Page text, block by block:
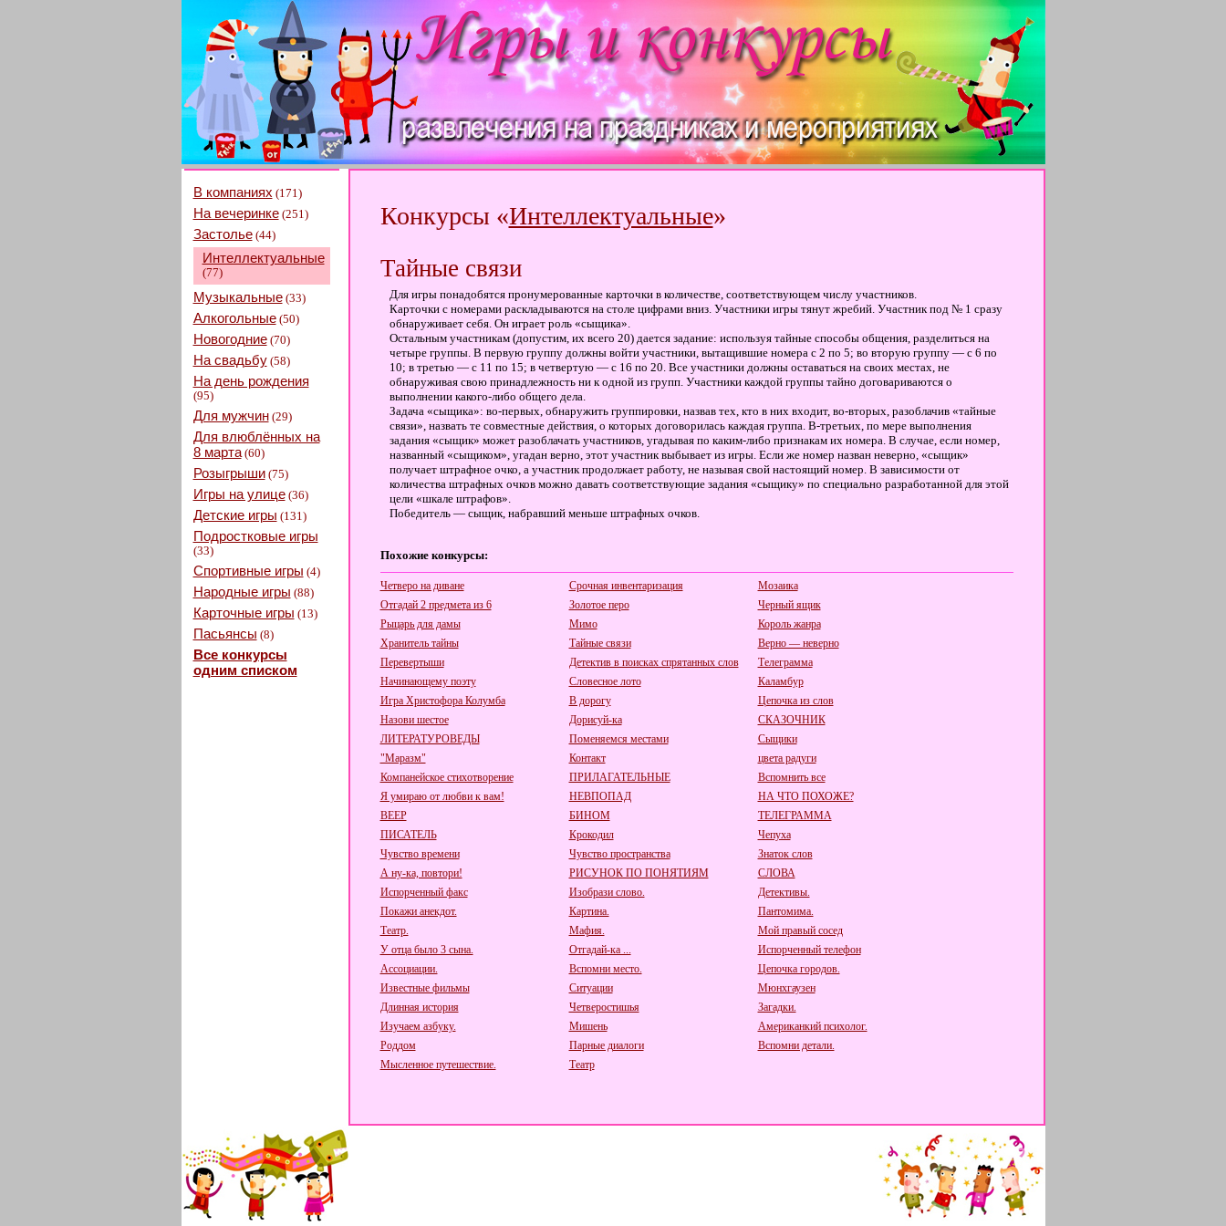
В компаниях (171)
На вечеринке(251)
Застолье(44)
Интеллектуальные
(77)
Музыкальные(33)
Алкогольные(50)
Новогодние(70)
На свадьбу(58)
На день рождения
(95)
Для мужчин(29)
Для влюблённых на
8 марта(60)
Розыгрыши(75)
Игры на улице(36)
Детские игры (131)
Подростковые игры
(33)
Спортивные игры (4)
Народные игры (88)
Карточные игры (13)
Пасьянсы (8)
Все конкурсы
одним списком
Конкурсы «Интеллектуальные»
Тайные связи
Для игры понадобятся пронумерованные карточки в количестве, соответствующем числу участников.
Карточки с номерами раскладываются на столе цифрами вниз. Участники игры тянут жребий. Участник под № 1 сразу
обнаруживает себя. Он играет роль «сыщика».
Остальным участникам (допустим, их всего 20) дается задание: используя тайные способы общения, разделиться на
четыре группы. В первую группу должны войти участники, вытащившие номера с 2 по 5; во вторую группу — с 6 по
10; в третью — с 11 по 15; в четвертую — с 16 по 20. Все участники должны оставаться на своих местах, не
обнаруживая свою принадлежность ни к одной из групп. Участники каждой группы тайно договариваются о
выполнении какого-либо общего дела.
Задача «сыщика»: во-первых, обнаружить группировки, назвав тех, кто в них входит, во-вторых, разоблачив «тайные
связи», назвать те совместные действия, о которых договорилась каждая группа. В-третьих, по мере выполнения
задания «сыщик» может разоблачать участников, угадывая по каким-либо признакам их номера. В случае, если номер,
названный «сыщиком», угадан верно, этот участник выбывает из игры. Если же номер назван неверно, «сыщик»
получает штрафное очко, а участник продолжает работу, не называя свой настоящий номер. В зависимости от
количества штрафных очков можно давать соответствующие задания «сыщику» по специально разработанной для этой
цели «шкале штрафов».
Победитель — сыщик, набравший меньше штрафных очков.
Похожие конкурсы:
Четверо на диване Срочная инвентаризация
Мозаика
Отгадай 2 предмета из 6
Золотое перо
Черный ящик
Рыцарь для дамы
Мимо
Король жанра
Хранитель тайны
Тайные связи
Верно — неверно
Перевертыши
Детектив в поисках спрятанных слов
Телеграмма
Начинающему поэту
Словесное лото
Каламбур
Игра Христофора Колумба
В дорогу
Цепочка из слов
Назови шестое
Дорисуй-ка
СКАЗОЧНИК
ЛИТЕРАТУРОВЕДЫ
Поменяемся местами
Сыщики
"Маразм"
Контакт
цвета радуги
Компанейское стихотворение
ПРИЛАГАТЕЛЬНЫЕ
Вспомнить все
Я умираю от любви к вам!
НЕВПОПАД
НА ЧТО ПОХОЖЕ?
ВЕЕР
БИНОМ
ТЕЛЕГРАММА
ПИСАТЕЛЬ
Крокодил
Чепуха
Чувство времени
Чувство пространства
Знаток слов
А ну-ка, повтори!
РИСУНОК ПО ПОНЯТИЯМ
СЛОВА
Испорченный факс
Изобрази слово.
Детективы.
Покажи анекдот.
Картина.
Пантомима.
Театр.
Мафия.
Мой правый сосед
У отца было 3 сына.
Отгадай-ка ...
Испорченный телефон
Ассоциации.
Вспомни место.
Цепочка городов.
Известные фильмы
Ситуации
Мюнхгаузен
Длинная история
Четверостишья
Загадки.
Изучаем азбуку.
Мишень
Американкий психолог.
Роддом
Парные диалоги
Вспомни детали.
Мысленное путешествие.
Театр